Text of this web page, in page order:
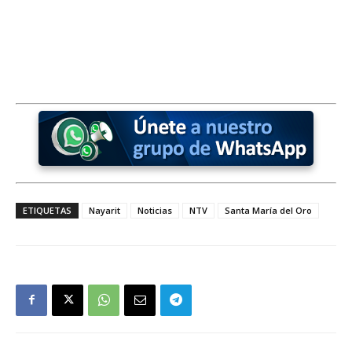
ETIQUETAS Nayarit Noticias NTV Santa María del Oro